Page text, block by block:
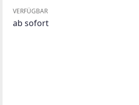
VERFÜGBAR
ab sofort